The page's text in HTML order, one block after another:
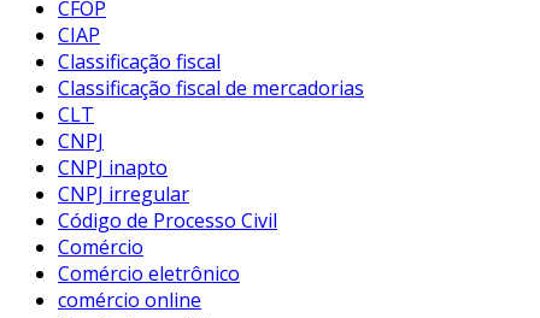
CFOP
CIAP
Classificação fiscal
Classificação fiscal de mercadorias
CLT
CNPJ
CNPJ inapto
CNPJ irregular
Código de Processo Civil
Comércio
Comércio eletrônico
comércio online